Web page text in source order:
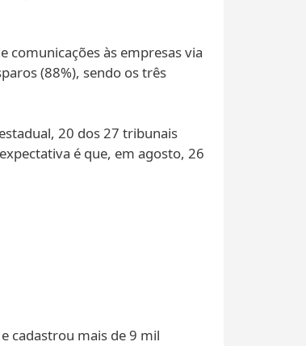
comunicações às empresas via
(88%), sendo os três
20 dos 27 tribunais
é que, em agosto, 26
cadastrou mais de 9 mil